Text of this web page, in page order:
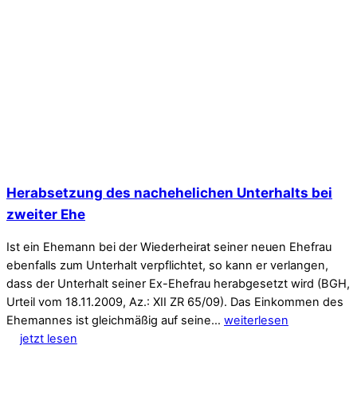
Herabsetzung des nachehelichen Unterhalts bei
zweiter Ehe
Ist ein Ehemann bei der Wiederheirat seiner neuen Ehefrau
ebenfalls zum Unterhalt verpflichtet, so kann er verlangen,
dass der Unterhalt seiner Ex-Ehefrau herabgesetzt wird (BGH,
Urteil vom 18.11.2009, Az.: XII ZR 65/09). Das Einkommen des
Ehemannes ist gleichmäßig auf seine… weiterlesen
jetzt lesen